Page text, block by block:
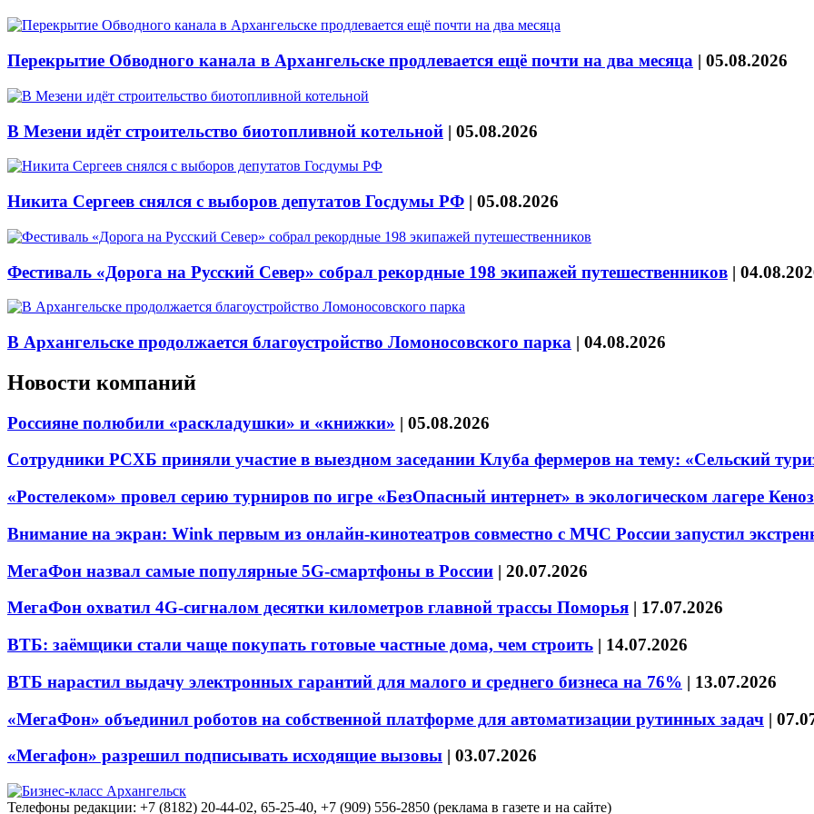
Перекрытие Обводного канала в Архангельске продлевается ещё почти на два месяца | 05.08.2026
В Мезени идёт строительство биотопливной котельной | 05.08.2026
Никита Сергеев снялся с выборов депутатов Госдумы РФ | 05.08.2026
Фестиваль «Дорога на Русский Север» собрал рекордные 198 экипажей путешественников |
В Архангельске продолжается благоустройство Ломоносовского парка | 04.08.2026
Новости компаний
Россияне полюбили «раскладушки» и «книжки» | 05.08.2026
Сотрудники РСХБ приняли участие в выездном заседании Клуба фермеров на тему: «Сельский
«Ростелеком» провел серию турниров по игре «БезОпасный интернет» в экологическом лагере
Внимание на экран: Wink первым из онлайн-кинотеатров совместно с МЧС России запустил
МегаФон назвал самые популярные 5G-смартфоны в России | 20.07.2026
МегаФон охватил 4G-сигналом десятки километров главной трассы Поморья | 17.07.2026
ВТБ: заёмщики стали чаще покупать готовые частные дома, чем строить | 14.07.2026
ВТБ нарастил выдачу электронных гарантий для малого и среднего бизнеса на 76% | 13.07.2026
«МегаФон» объединил роботов на собственной платформе для автоматизации рутинных задач |
«Мегафон» разрешил подписывать исходящие вызовы | 03.07.2026
Телефоны редакции: +7 (8182) 20-44-02, 65-25-40, +7 (909) 556-2850 (реклама в газете и на сайте)